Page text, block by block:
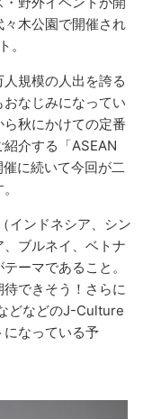
木公園で開催され
。
規模の人出を誇る
なじみになってい
秋にかけての定番
介する「ASEAN
に続いて今回が二
インドネシア、シン
ブルネイ、ベトナ
ーマであること。
できそう！さらに
どなどのJ-Culture
になっている予